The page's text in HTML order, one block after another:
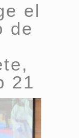
el
de
21